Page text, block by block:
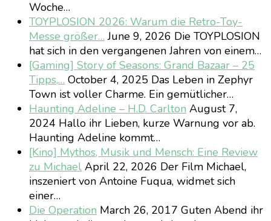
Woche…
TOYPLOSION 2026: Warum die Retro-Toy-
Messe größer… June 9, 2026 Die TOYPLOSION
hat sich in den vergangenen Jahren von einem…
[Gaming] Story of Seasons: Grand Bazaar – 25
Tipps,… October 4, 2025 Das Leben in Zephyr
Town ist voller Charme. Ein gemütlicher…
Haunting Adeline – H.D. Carlton August 7,
2024 Hallo ihr Lieben, kurze Warnung vor ab.
Haunting Adeline kommt…
[Kino] Mythos, Musik und Mensch: Eine Review
zu Michael April 22, 2026 Der Film Michael,
inszeniert von Antoine Fuqua, widmet sich
einer…
Die Operation March 26, 2017 Guten Abend ihr